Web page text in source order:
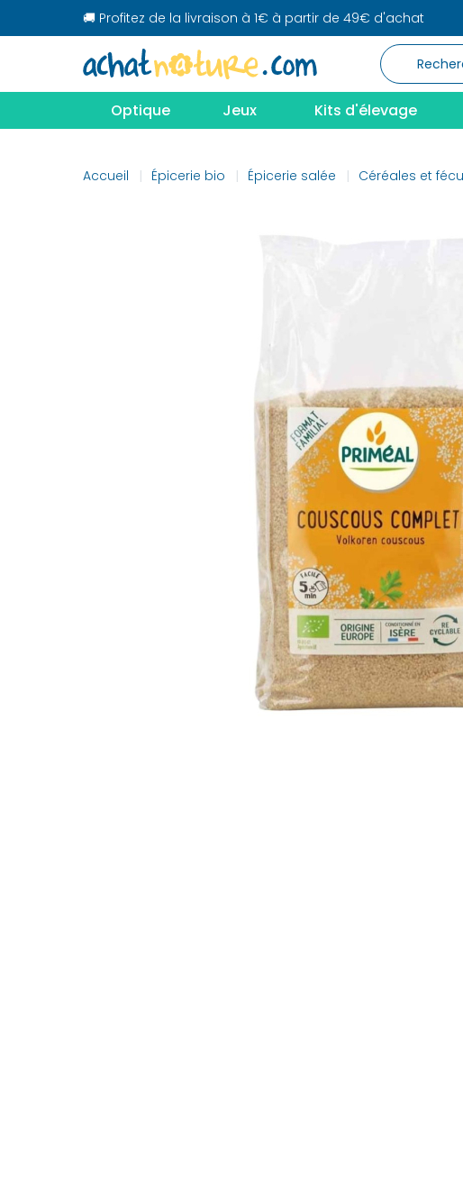
🚚 Profitez de la livraison à 1€ à partir de 49€ d'achat
Optique Jeux Kits d'élevage
Accueil Épicerie bio Épicerie salée Céréales et